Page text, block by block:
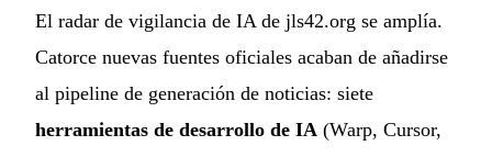
El radar de vigilancia de IA de jls42.org se amplía.
Catorce nuevas fuentes oficiales acaban de añadirse
al pipeline de generación de noticias: siete
herramientas de desarrollo de IA (Warp, Cursor,